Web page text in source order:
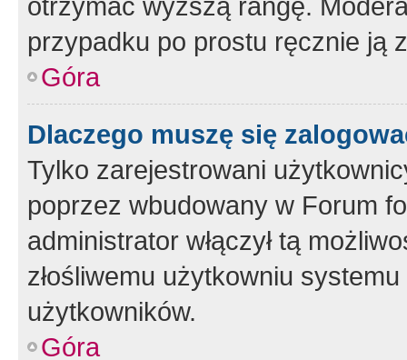
przypadku po prostu ręcznie ją
Góra
Dlaczego muszę się
Tylko zarejestrowani
poprzez wbudowany w Forum
administrator włączył tą
złośliwemu użytkowniu
użytkowników.
Góra